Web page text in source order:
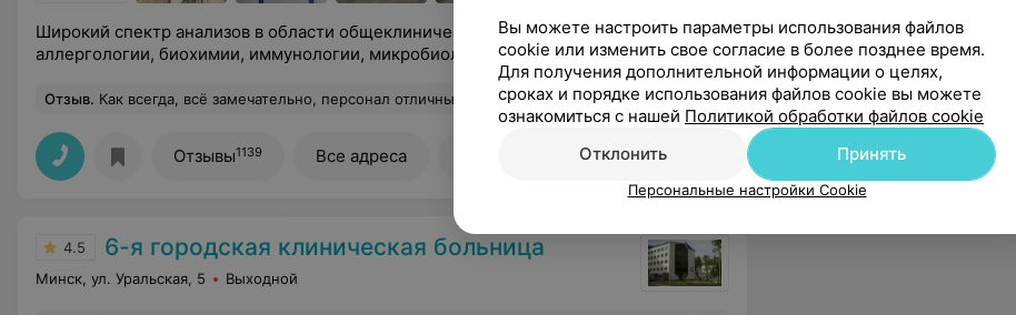
Широкий спектр анализов в области общеклинических исследований,
аллергологии, биохимии, иммунологии, микробиологии и др.
Отзыв. Как всегда, всё замечательно, персонал отличный, спасибо большое за ваш труд Еще
Отзывы1139 Все адреса
4.5 6-я городская клиническая больница
Минск, ул. Уральская, 5 Выходной
Вы можете настроить параметры использования файлов
cookie или изменить свое согласие в более позднее время.
Для получения дополнительной информации о целях,
сроках и порядке использования файлов cookie вы можете
ознакомиться с нашей Политикой обработки файлов cookie
Отклонить
Принять
Персональные настройки Cookie